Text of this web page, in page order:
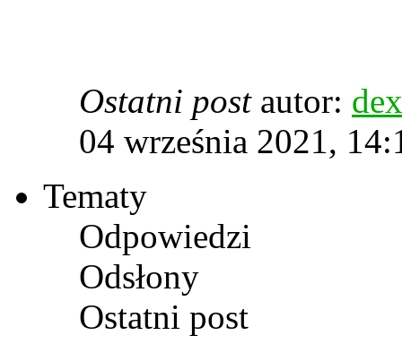
Ostatni post autor:
04 września 2021,
Tematy
Odpowiedzi
Odsłony
Ostatni post